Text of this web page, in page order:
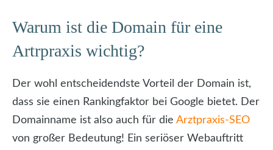
Warum ist die Domain für eine
Artrpraxis wichtig?
Der wohl entscheidendste Vorteil der Domain ist,
dass sie einen Rankingfaktor bei Google bietet. Der
Domainname ist also auch für die Arztpraxis-SEO
von großer Bedeutung! Ein seriöser Webauftritt